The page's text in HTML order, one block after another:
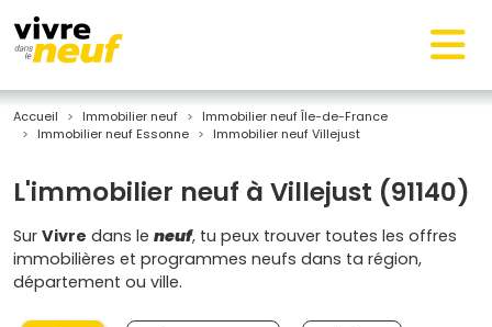
Accueil Immobilier neuf
Immobilier neuf Île-de-France
Immobilier neuf Essonne
Immobilier neuf Villejust
L'immobilier neuf à Villejust (91140)
Sur Vivre dans le neuf, tu peux trouver toutes les offres
immobilières et programmes neufs dans ta région,
département ou ville.